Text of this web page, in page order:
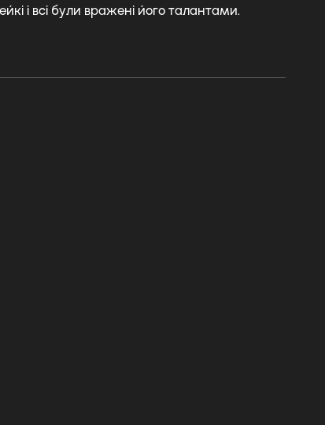
і всі були вражені його талантами.